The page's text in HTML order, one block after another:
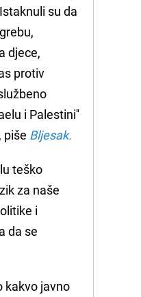
su da
djece,
protiv
i Palestini''
piše Bljesak.
teško
za naše
i
da se
kakvo javno